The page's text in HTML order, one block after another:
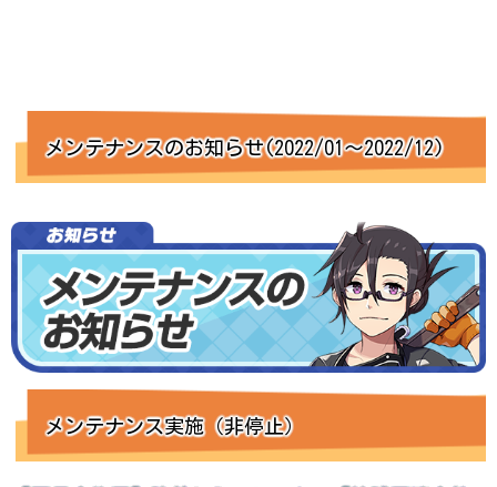
メンテナンスのお知らせ(2022/01～2022/12)
メンテナンス実施（非停止）